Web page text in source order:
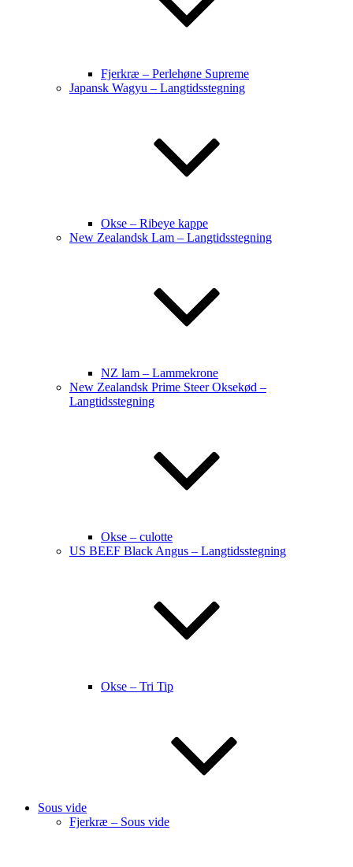
Fjerkræ – Perlehøne Supreme
Japansk Wagyu – Langtidsstegning
Okse – Ribeye kappe
New Zealandsk Lam – Langtidsstegning
NZ lam – Lammekrone
New Zealandsk Prime Steer Oksekød –
Langtidsstegning
Okse – culotte
US BEEF Black Angus – Langtidsstegning
Okse – Tri Tip
Sous vide
Fjerkræ – Sous vide